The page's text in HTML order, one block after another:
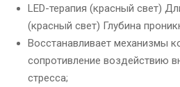
LED-терапия (красный свет)
(красный свет) Глубина
Восстанавливает механизмы
сопротивление воздействию
стресса;